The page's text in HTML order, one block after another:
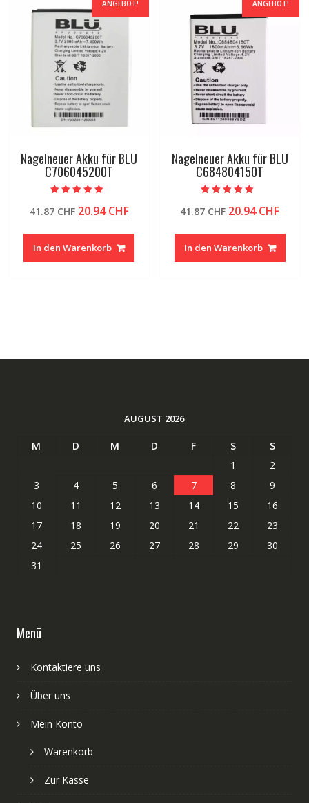
ANGEBOT!
Nagelneuer Akku für BLU
C706045200T
5.00
von 5
41.87CHF Ursprünglicher
war:
41.87 CHF
20.94CHFAktueller
In den Warenkorb
ANGEBOT!
Nagelneuer Akku für BLU
C684804150T
5.00
von 5
41.87CHF Ursprünglicher
war:
41.87 CHF
20.94CHF
In den Warenkorb
AUGUST 2026
M D M D F S
S
1
2
3
4 5 6 7 8
9
10
11 12 13 14 15
16
17
18 19 20 21 22
23
24
25 26 27 28 29
30
31
Menü
Kontaktiere uns
Über uns
Mein Konto
Warenkorb
Zur Kasse